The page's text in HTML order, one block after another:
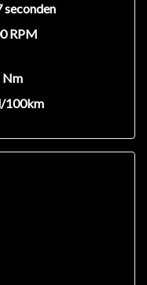
seconden
RPM
Nm
100km